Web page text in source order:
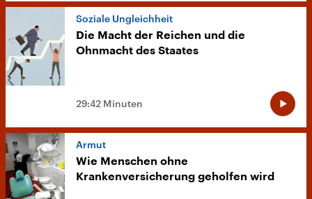
Soziale Ungleichheit
Die Macht der Reichen und die
Ohnmacht des Staates
29:42 Minuten
Armut
Wie Menschen ohne
Krankenversicherung geholfen wird